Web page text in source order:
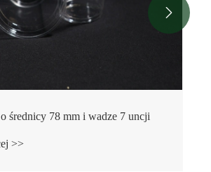
średnicy 78 mm i wadze 7 uncji
>>
